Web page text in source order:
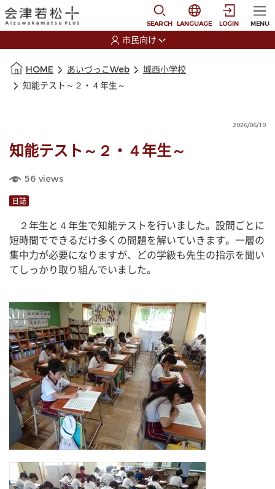
SEARCH
選択すると言語の切
LANGUAGE LOGIN MENU
市民向け
HOME あいづっこWeb
城西小学校
知能テスト～２・４年生～
2026/06/10
知能テスト～２・４年生～
56 views
日誌
２年生と４年生で知能テストを行いました。設問ごとに
短時間でできるだけ多くの問題を解いていきます。一層の
集中力が必要になりますが、どの学級も先生の指示を聞い
てしっかり取り組んでいました。